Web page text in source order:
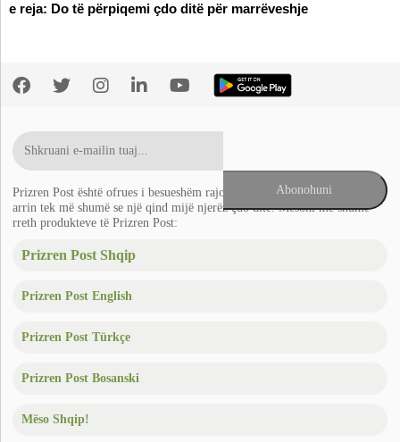
e reja: Do të përpiqemi çdo ditë për marrëveshje
Prizren Post është ofrues i besueshëm rajonal i lajmeve në Ballkan që
arrin tek më shumë se një qind mijë njerëz çdo ditë. Mësoni më shumë
rreth produkteve të Prizren Post:
Prizren Post Shqip
Prizren Post English
Prizren Post Türkçe
Prizren Post Bosanski
Mëso Shqip!